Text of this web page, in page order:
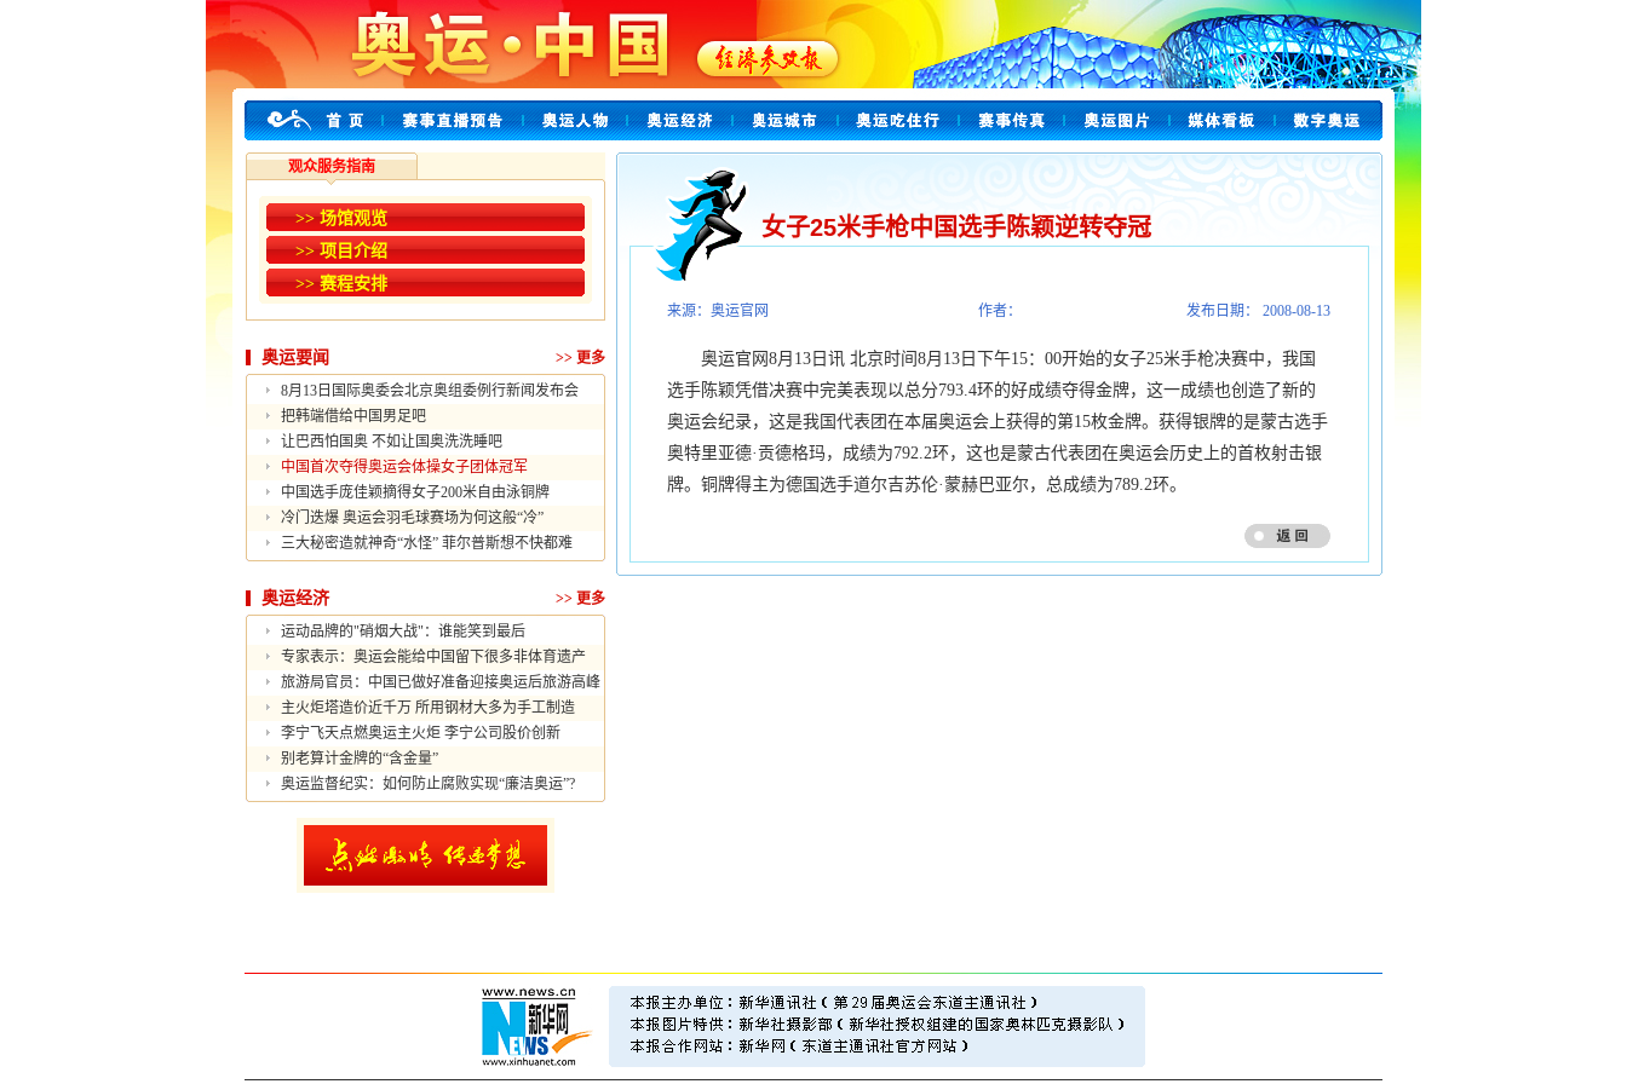
观众服务指南
>> 场馆观览
>> 项目介绍
>> 赛程安排
奥运要闻 >> 更多
8月13日国际奥委会北京奥组委例行新闻发布会
把韩端借给中国男足吧
让巴西怕国奥 不如让国奥洗洗睡吧
中国首次夺得奥运会体操女子团体冠军
中国选手庞佳颖摘得女子200米自由泳铜牌
冷门迭爆 奥运会羽毛球赛场为何这般“冷”
三大秘密造就神奇“水怪” 菲尔普斯想不快都难
奥运经济 >> 更多
运动品牌的"硝烟大战"：谁能笑到最后
专家表示：奥运会能给中国留下很多非体育遗产
旅游局官员：中国已做好准备迎接奥运后旅游高峰
主火炬塔造价近千万 所用钢材大多为手工制造
李宁飞天点燃奥运主火炬 李宁公司股价创新
别老算计金牌的“含金量”
奥运监督纪实：如何防止腐败实现“廉洁奥运”?
女子25米手枪中国选手陈颖逆转夺冠
来源：奥运官网 作者： 发布日期： 2008-08-13
奥运官网8月13日讯 北京时间8月13日下午15：00开始的女子25米手枪决赛中，我国
选手陈颖凭借决赛中完美表现以总分793.4环的好成绩夺得金牌，这一成绩也创造了新的
奥运会纪录，这是我国代表团在本届奥运会上获得的第15枚金牌。获得银牌的是蒙古选手
奥特里亚德·贡德格玛，成绩为792.2环，这也是蒙古代表团在奥运会历史上的首枚射击银
牌。铜牌得主为德国选手道尔吉苏伦·蒙赫巴亚尔，总成绩为789.2环。